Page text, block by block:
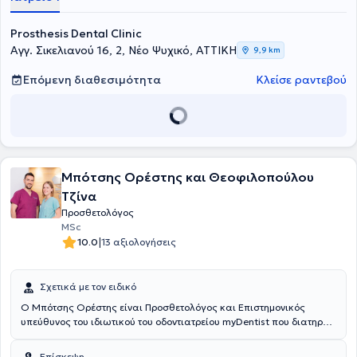
Καποδιστριακού Πανεπιστημίου Αθηνών. Οι ψηφιακές
οδοντιατρικές υπηρεσίες και η εξατομικευμένη προσέγγιση του
θεραπευόμενου, θα εξασφαλίσουν την ανώδυνη και στοχευμένη
αντιμετώπιση κάθε περιστατικού. Το επιθυμητό αποτέλεσμα θα
Prosthesis Dental Clinic
Αγγ. Σικελιανού 16, 2, Νέο Ψυχικό, ΑΤΤΙΚΗ
9,9 km
Επόμενη διαθεσιμότητα Κλείσε ραντεβού
Μπότσης Ορέστης και Θεοφιλοπούλου
Τζίνα
Προσθετολόγος
MSc
10.0|13 αξιολογήσεις
Σχετικά με τον ειδικό
Ο Μπότσης Ορέστης είναι Προσθετολόγος και Επιστημονικός
υπεύθυνος του ιδιωτικού του οδοντιατρείου myDentist που διατηρεί
του Εθνικού & Καποδιστριακού Πανεπιστημίου Αθηνών. Με την